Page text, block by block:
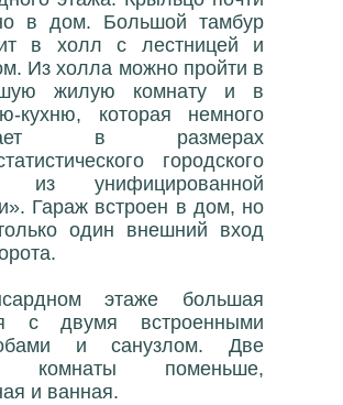
в дом. Большой тамбур
в холл с лестницей и
Из холла можно пройти в
жилую комнату и в
кухню, которая немного
в размерах
городского
из унифицированной
Гараж встроен в дом, но
один внешний вход
этаже большая
с двумя встроенными
и санузлом. Две
комнаты поменьше,
и ванная.